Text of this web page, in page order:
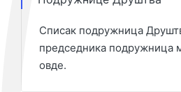
Списак подружница
председника подружница
овде.